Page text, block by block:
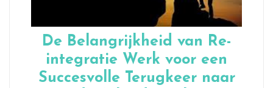
De Belangrijkheid van Re-
integratie Werk voor een
Succesvolle Terugkeer naar